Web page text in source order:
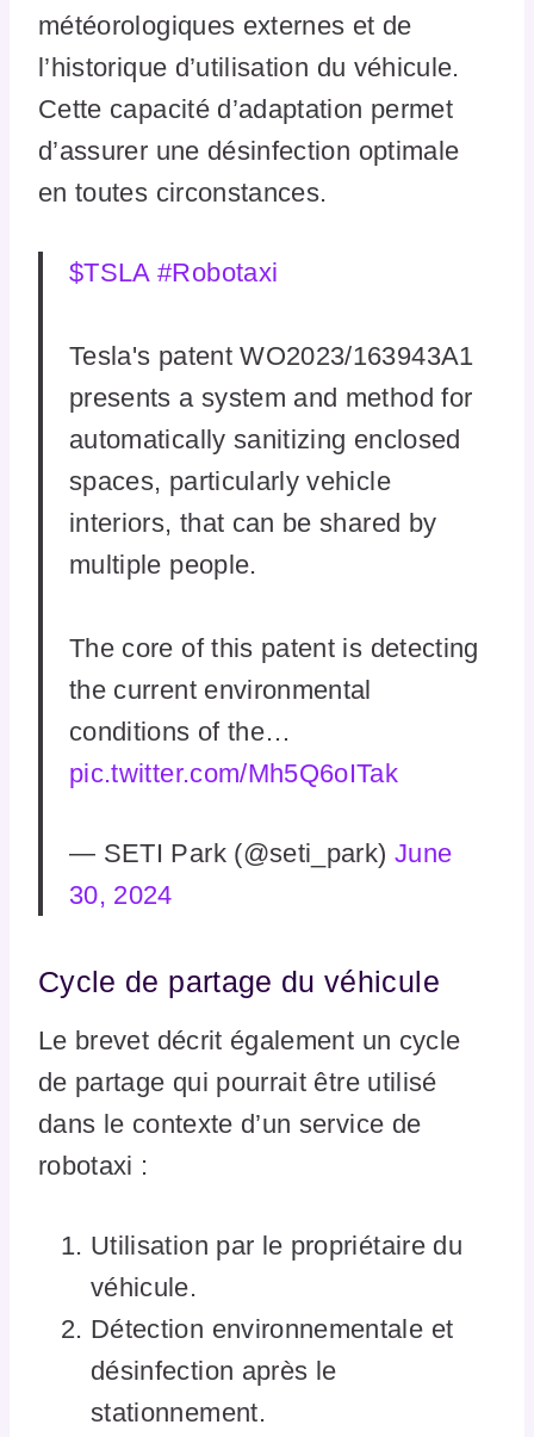
météorologiques externes et de
l’historique d’utilisation du véhicule.
Cette capacité d’adaptation permet
d’assurer une désinfection optimale
en toutes circonstances.
$TSLA #Robotaxi
Tesla's patent WO2023/163943A1
presents a system and method for
automatically sanitizing enclosed
spaces, particularly vehicle
interiors, that can be shared by
multiple people.
The core of this patent is detecting
the current environmental
conditions of the…
pic.twitter.com/Mh5Q6oITak
— SETI Park (@seti_park) June
30, 2024
Cycle de partage du véhicule
Le brevet décrit également un cycle
de partage qui pourrait être utilisé
dans le contexte d’un service de
robotaxi :
Utilisation par le propriétaire du
véhicule.
Détection environnementale et
désinfection après le
stationnement.